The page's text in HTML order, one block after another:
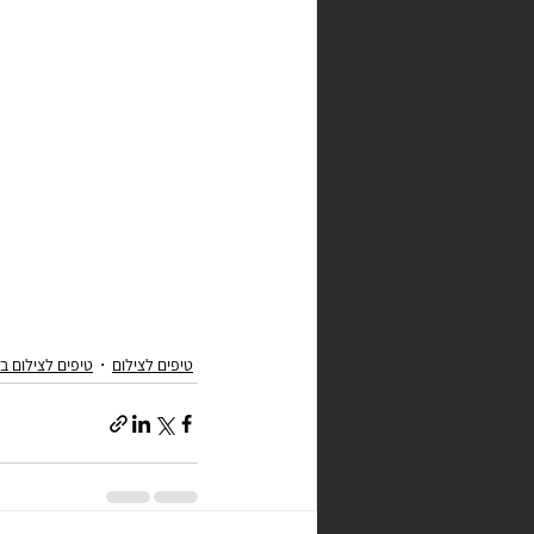
טיפים לצילום טיפים לצילום